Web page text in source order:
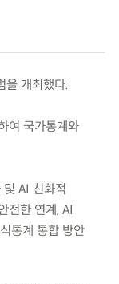
을 개최했다.
여 국가통계와
및 AI 친화적
전한 연계, AI
통계 통합 방안